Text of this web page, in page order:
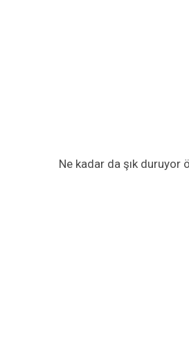
Ne kadar da şık duruyor